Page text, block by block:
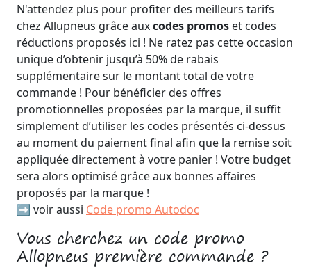
N'attendez plus pour profiter des meilleurs tarifs
chez Allupneus grâce auxcodes promos et codes
réductions proposés ici ! Ne ratez pas cette occasion
unique d’obtenir jusqu’à 50% de rabais
supplémentaire sur le montant total de votre
commande ! Pour bénéficier des offres
promotionnelles proposées par la marque, il suffit
simplement d’utiliser les codes présentés ci-dessus
au moment du paiement final afin que la remise soit
appliquée directement à votre panier ! Votre budget
sera alors optimisé grâce aux bonnes affaires
proposés par la marque !
➡️ voir aussi Code promo Autodoc
Vous cherchez un code promo
Allopneus première commande ?